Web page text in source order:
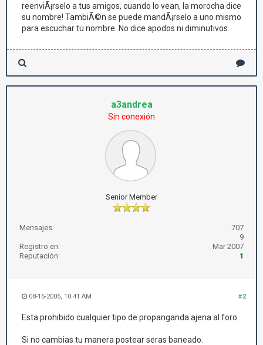
reenviÃ¡rselo a tus amigos, cuando lo vean, la morocha dice
su nombre! TambiÃ©n se puede mandÃ¡rselo a uno mismo
para escuchar tu nombre. No dice apodos ni diminutivos.
a3andrea
Sin conexión
Senior Member
Mensajes:
707
9
Registro en:
Mar 2007
Reputación:
1
#2
08-15-2005, 10:41 AM
Esta prohibido cualquier tipo de propanganda ajena al foro.
Si no cambias tu manera postear seras baneado.